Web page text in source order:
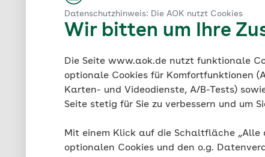
Datenschutzhinweis: Die AOK nutzt Cookies
Wir bitten um Ihre
Die Seite www.aok.de nutzt funktionale
optionale Cookies für Komfortfunktionen
Karten- und Videodienste, A/B-Tests)
Seite stetig für Sie zu verbessern und um
Mit einem Klick auf die Schaltfläche „Alle
optionalen Cookies und den o.g.
Lymphknoten entnommen werden
untersucht, um weitere Therapieschritte zu
Passende Artikel zum Thema